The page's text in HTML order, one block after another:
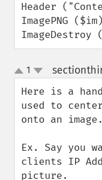
Header
ImagePNG
ImageDestroy
up
down
1
Here is a
used to
onto an
Ex. Say you
clients IP
picture.